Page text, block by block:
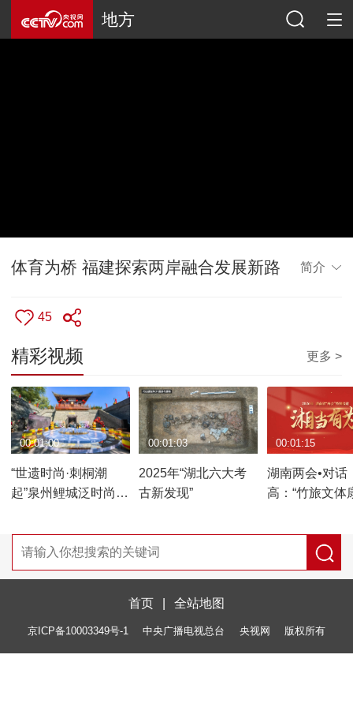
地方
体育为桥 福建探索两岸融合发展新路 简介
45
精彩视频 更多 >
“世遗时尚·刺桐潮
起”泉州鲤城泛时尚24
00:01:00
2025年“湖北六大考
古新发现”
00:01:03
湖南两会•对话
高：“竹旅文体
设“中国竹业第
00:01:15
首页 全站地图
京ICP备10003349号-1 中央广播电视总台 央视网 版权所有